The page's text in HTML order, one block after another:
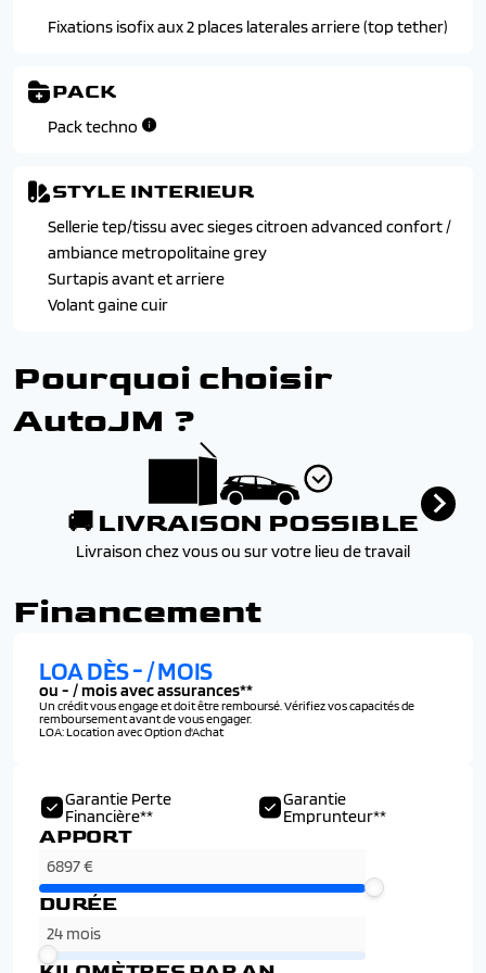
de caisse)
Fixations isofix aux 2 places laterales arriere (top tether)
PACK
Pack techno
STYLE INTERIEUR
Sellerie tep/tissu avec sieges citroen advanced confort /
ambiance metropolitaine grey
Surtapis avant et arriere
Volant gaine cuir
Pourquoi choisir
AutoJM ?
🚚 LIVRAISON POSSIBLE
Livraison chez vous ou sur votre lieu de travail
Financement
Garantie Perte
Financière**
Garantie
Emprunteur**
APPORT
DURÉE
LOA DÈS-/ MOIS
ou - / mois avec assurances**
Un crédit vous engage et doit être remboursé. Vérifiez vos capacités de
remboursement avant de vous engager.
LOA: Location avec Option d'Achat